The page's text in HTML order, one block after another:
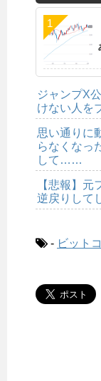
ジャンプX
けない人を
思い通りに
らなくなっ
して……
【悲報】
逆戻りして
- ビット